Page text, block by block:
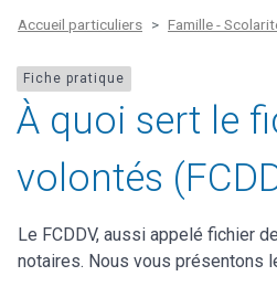
Accueil particuliers Famille -
Fiche pratique
À quoi sert le
volontés
Le FCDDV, aussi appelé fichier
notaires. Nous vous présentons